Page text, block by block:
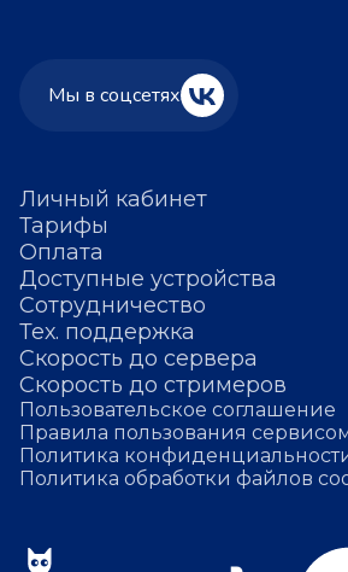
Личный кабинет
Тарифы
Оплата
Доступные устройства
Сотрудничество
Тех. поддержка
Скорость до сервера
Скорость до стримеров
Пользовательское соглашение
Правила пользования
Политика
Политика обработки файлов
Мы в соцсетях